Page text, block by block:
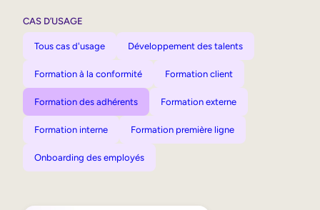
CAS D’USAGE
Tous cas d'usage Développement des talents
Formation à la conformité Formation client
Formation des adhérents Formation externe
Formation interne Formation première ligne
Onboarding des employés